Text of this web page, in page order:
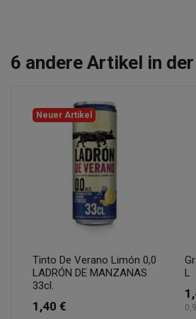
6 andere Artikel in
Neuer Artikel
Tinto De Verano Limón 0,0
LADRÓN DE MANZANAS
33cl.
1,40 €
L